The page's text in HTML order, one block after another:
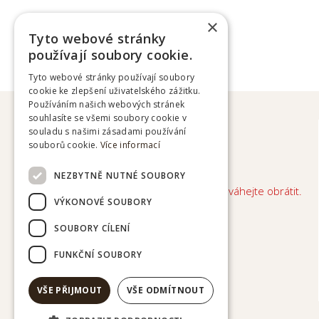
V případě dotazů a požadavků se na nás neváhejte obrátit.
×
Tyto webové stránky
používají soubory cookie.
Tyto webové stránky používají soubory
cookie ke zlepšení uživatelského zážitku.
Používáním našich webových stránek
souhlasíte se všemi soubory cookie v
souladu s našimi zásadami používání
souborů cookie. Více informací
NEZBYTNĚ NUTNÉ SOUBORY
VÝKONOVÉ SOUBORY
SOUBORY CÍLENÍ
FUNKČNÍ SOUBORY
VŠE PŘIJMOUT VŠE ODMÍTNOUT